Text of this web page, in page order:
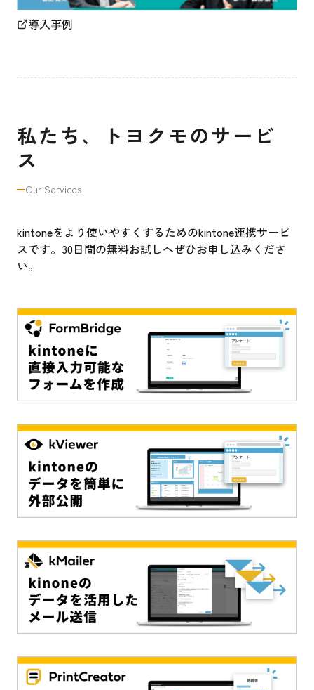
導入事例
私たち、トヨクモのサービ
ス
Our Services
kintoneをより使いやすくするためのkintone連携サービ
スです。30日間の無料お試しへぜひお申し込みくださ
い。